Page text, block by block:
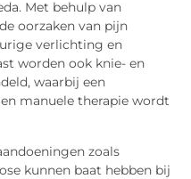
Met behulp van
oorzaken van pijn
verlichting en
worden ook knie- en
waarbij een
manuele therapie wordt
zoals
kunnen baat hebben bij